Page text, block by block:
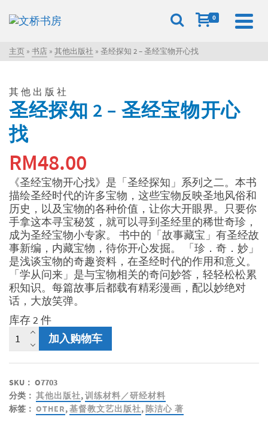
0
主页 » 书店 » 其他出版社 » 圣经探知 2 – 圣经宝物开心找
其他出版社
圣经探知 2 – 圣经宝物开心
找
RM48.00
《圣经宝物开心找》是「圣经探知」系列之二。本书
描绘圣经时代的许多宝物，这些宝物反映圣地风俗和
历史，以及宝物的各种价值，让你大开眼界。只要你
手拿这本寻宝秘笈，就可以寻到圣经里的稀世奇珍，
成为圣经宝物小专家。 书中的「故事藏宝」有圣经故
事新编，内藏宝物，待你开心发掘。 「珍．奇．妙」
是浅谈宝物的奇趣资料，在圣经时代的作用和意义。
「学从问来」是与宝物相关的奇问妙答，轻轻松松累
积知识。每篇故事后都载有精彩漫画，配以妙绝对
话，大放笑弹。
库存 2 件
圣
经
2
-
圣
加入购物车
SKU： O7703
分类： 其他出版社,训练材料／研经材料
标签： OTHER,基督教文艺出版社, 陈洁心 著